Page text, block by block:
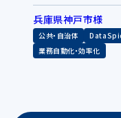
兵庫県神戸市様
公共・自治体
業務自動化・効率化